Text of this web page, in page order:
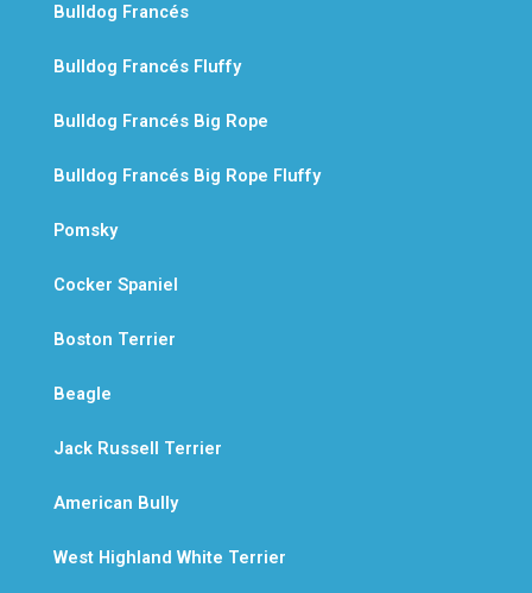
Bulldog Francés
Bulldog Francés Fluffy
Bulldog Francés Big Rope
Bulldog Francés Big Rope Fluffy
Pomsky
Cocker Spaniel
Boston Terrier
Beagle
Jack Russell Terrier
American Bully
West Highland White Terrier